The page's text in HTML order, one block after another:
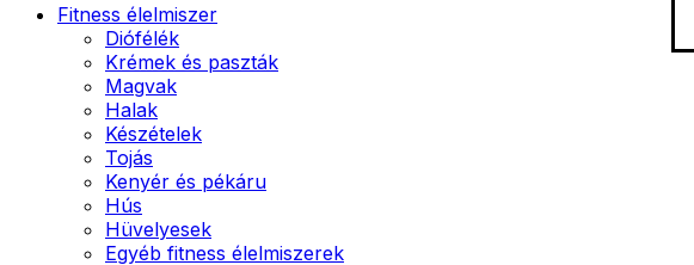
Fitness élelmiszer
Diófélék
Krémek és paszták
Magvak
Halak
Készételek
Tojás
Kenyér és pékáru
Hús
Hüvelyesek
Egyéb fitness élelmiszerek